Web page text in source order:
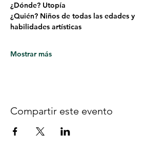
¿Dónde? Utopía
¿Quién? Niños de todas las edades y
habilidades artísticas
Mostrar más
Compartir este evento